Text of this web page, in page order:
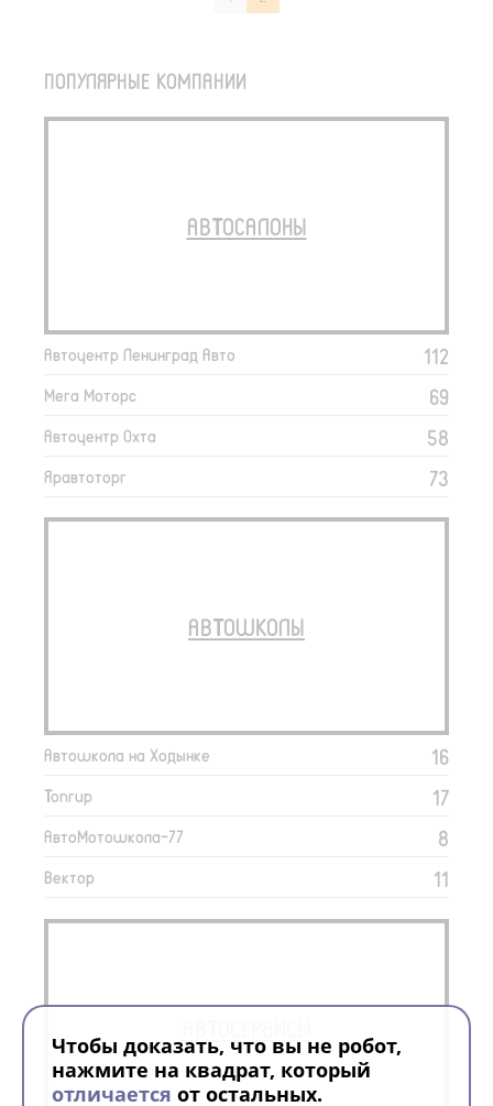
ПОПУЛЯРНЫЕ КОМПАНИИ
АВТОСАЛОНЫ
112
Автоцентр Ленинград Авто
69
Мега Моторс
58
Автоцентр Охта
73
Яравтоторг
АВТОШКОЛЫ
16
Автошкола на Ходынке
17
Топгир
8
АвтоМотошкола-77
11
Вектор
Чтобы доказать, что вы не робот,
нажмите на квадрат, который
отличается от остальных.